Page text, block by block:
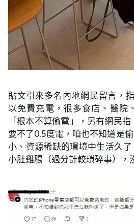
貼文引來多名內地網民留言，
以免費充電，很多食店、醫院
「根本不算偷電」，另有網民
要不了0.5度電，咱也不知道是
小、資源稀缺的環境中生活久了
小肚雞腸（過分計較瑣碎事），